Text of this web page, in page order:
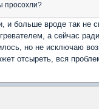
просохли?
и больше вроде так не
а сейчас
но не исключаю
отсыреть, вся